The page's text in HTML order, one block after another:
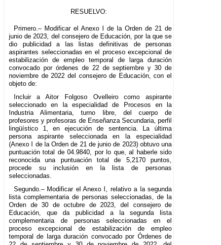
RESUELVO:
Primero.– Modificar el Anexo I de la Orden de 21 de
junio de 2023, del consejero de Educación, por la que se
dio publicidad a las listas definitivas de personas
aspirantes seleccionadas en el proceso excepcional de
estabilización de empleo temporal de larga duración
convocado por órdenes de 22 de septiembre y 30 de
noviembre de 2022 del consejero de Educación, con el
objeto de:
Incluir a Aitor Folgoso Ovelleiro como aspirante
seleccionado en la especialidad de Procesos en la
Industria Alimentaria, turno libre, del cuerpo de
profesores y profesoras de Enseñanza Secundaria, perfil
lingüístico 1, en ejecución de sentencia. La última
persona aspirante seleccionada en la especialidad
(Anexo I de la Orden de 21 de junio de 2023) obtuvo una
puntuación total de 04.9840, por lo que, al haberle sido
reconocida una puntuación total de 5,2170 puntos,
procede su inclusión en la lista de personas
seleccionadas.
Segundo.– Modificar el Anexo I, relativo a la segunda
lista complementaria de personas seleccionadas, de la
Orden de 30 de octubre de 2023, del consejero de
Educación, que da publicidad a la segunda lista
complementaria de personas seleccionadas en el
proceso excepcional de estabilización de empleo
temporal de larga duración convocado por Órdenes de